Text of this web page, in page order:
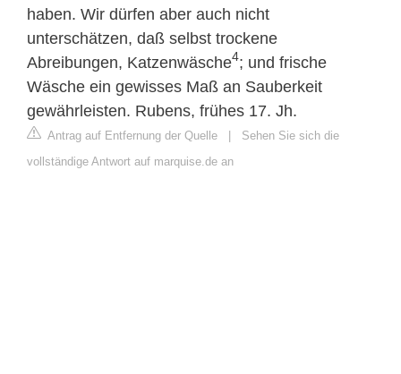
haben. Wir dürfen aber auch nicht
unterschätzen, daß selbst trockene
Abreibungen, Katzenwäsche4; und frische
Wäsche ein gewisses Maß an Sauberkeit
gewährleisten. Rubens, frühes 17. Jh.
Antrag auf Entfernung der Quelle | Sehen Sie sich die
vollständige Antwort auf marquise.de an